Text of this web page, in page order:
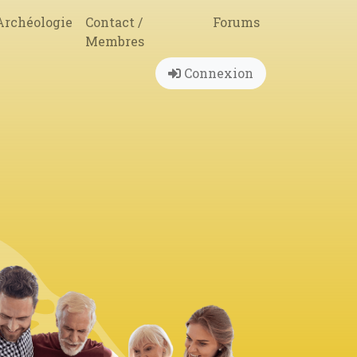
Contact /
Membres
Forums
Menu du compte de
Connexion